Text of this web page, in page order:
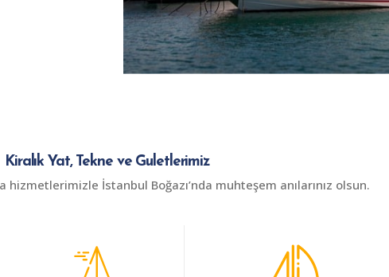
Kiralık Yat, Tekne ve Guletlerimiz
İstanbul Boğazı’nda muhteşem anılarınız olsun.